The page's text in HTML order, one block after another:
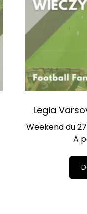
Legia
Weekend du
A